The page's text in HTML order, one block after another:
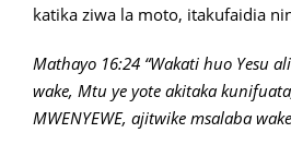
katika ziwa la moto, itakufaidia
Mathayo 16:24 “Wakati huo Yesu
wake, Mtu ye yote akitaka
MWENYEWE, ajitwike msalaba